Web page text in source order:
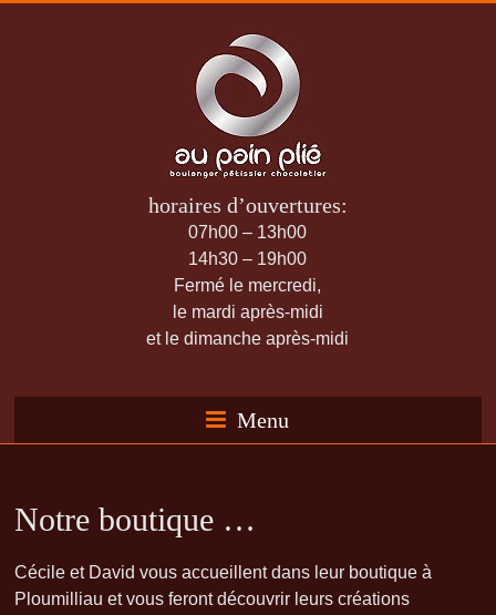
horaires d’ouvertures:
07h00 – 13h00
14h30 – 19h00
Fermé le mercredi,
le mardi après-midi
et le dimanche après-midi
Menu
Notre boutique …
Cécile et David vous accueillent dans leur boutique à
Ploumilliau et vous feront découvrir leurs créations